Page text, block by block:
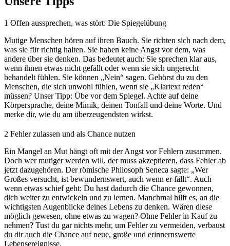
1 Offen aussprechen, was stört: Die Spiegelübung
Mutige Menschen hören auf ihren Bauch. Sie richten sich nach dem,
was sie für richtig halten. Sie haben keine Angst vor dem, was
andere über sie denken. Das bedeutet auch: Sie sprechen klar aus,
wenn ihnen etwas nicht gefällt oder wenn sie sich ungerecht
behandelt fühlen. Sie können „Nein“ sagen. Gehörst du zu den
Menschen, die sich unwohl fühlen, wenn sie „Klartext reden“
müssen? Unser Tipp: Übe vor dem Spiegel. Achte auf deine
Körpersprache, deine Mimik, deinen Tonfall und deine Worte. Und
merke dir, wie du am überzeugendsten wirkst.
2 Fehler zulassen und als Chance nutzen
Ein Mangel an Mut hängt oft mit der Angst vor Fehlern zusammen.
Doch wer mutiger werden will, der muss akzeptieren, dass Fehler ab
jetzt dazugehören. Der römische Philosoph Seneca sagte: „Wer
Großes versucht, ist bewundernswert, auch wenn er fällt“. Auch
wenn etwas schief geht: Du hast dadurch die Chance gewonnen,
dich weiter zu entwickeln und zu lernen. Manchmal hilft es, an die
wichtigsten Augenblicke deines Lebens zu denken. Wären diese
möglich gewesen, ohne etwas zu wagen? Ohne Fehler in Kauf zu
nehmen? Tust du gar nichts mehr, um Fehler zu vermeiden, verbaust
du dir auch die Chance auf neue, große und erinnernswerte
Lebensereignisse.